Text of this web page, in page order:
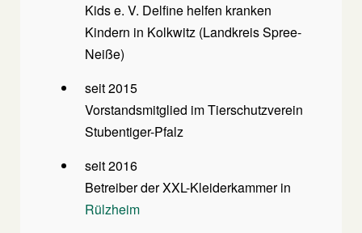
Kids e. V. Delfine helfen kranken
Kindern in Kolkwitz (Landkreis Spree-
Neiße)
seit 2015
Vorstandsmitglied im Tierschutzverein
Stubentiger-Pfalz
seit 2016
Betreiber der XXL-Kleiderkammer in
Rülzheim